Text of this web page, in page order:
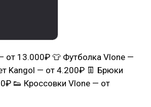
от 13.000₽ 👕 Футболка Vlone —
Kangol — от 4.200₽ 👖 Брюки
👟 Кроссовки Vlone — от